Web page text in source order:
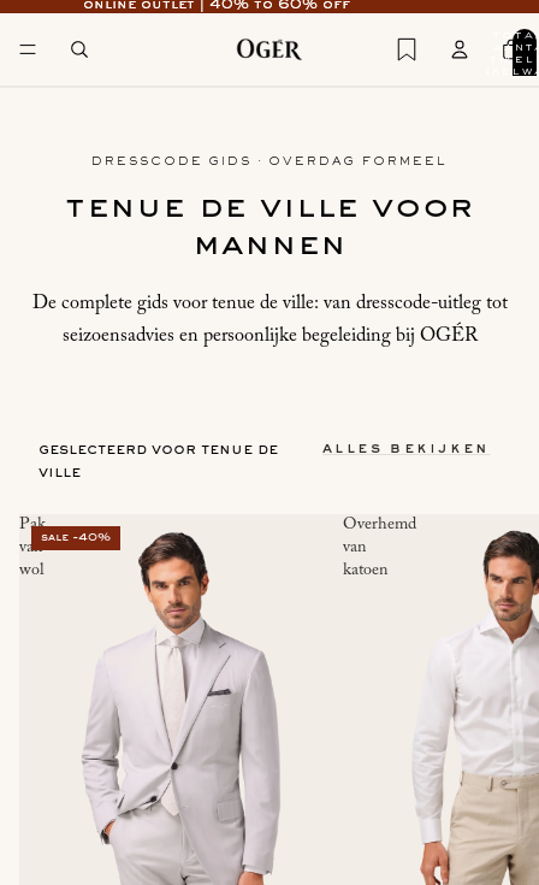
online outlet | 40% to 60% off
online outlet | 40% to 60% off
DRESSCODE GIDS · OVERDAG FORMEEL
tenue de ville voor
mannen
De complete gids voor tenue de ville: van dresscode-uitleg tot
seizoensadvies en persoonlijke begeleiding bij OGÉR
geslecteerd voor tenue de
ville
alles bekijken
Pak
van
wol
sale -40%
Overhemd
van
katoen